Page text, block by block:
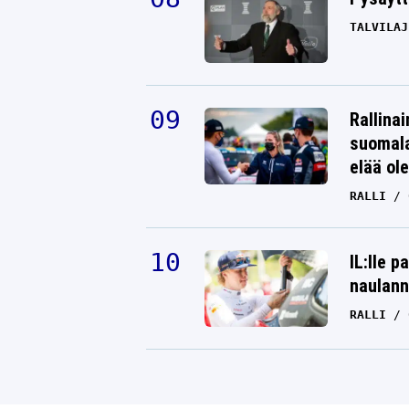
elää
RALLI
IL:lle
RALLI